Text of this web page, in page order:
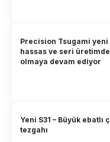
Precision Tsugami
hassas ve seri üretimde
olmaya devam ediyor
Yeni S31 – Büyük ebatlı
tezgahı